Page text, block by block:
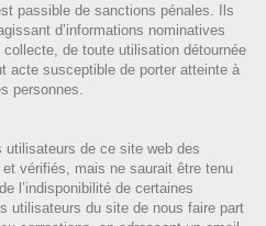
passible de sanctions pénales. Ils
d’informations nominatives
de toute utilisation détournée
acte susceptible de porter atteinte à
personnes.
utilisateurs de ce site web des
vérifiés, mais ne saurait être tenu
l’indisponibilité de certaines
utilisateurs du site de nous faire part